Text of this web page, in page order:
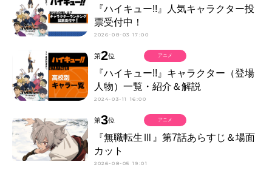
『ハイキュー!!』人気キャラクター投
票受付中！
2026-08-03 17:00
第2位
『ハイキュー!!』キャラクター（登場
人物）一覧・紹介＆解説
2024-03-11 16:00
アニメ
第3位
『無職転生Ⅲ』第7話あらすじ＆場面
カット
2026-08-05 19:01
アニメ